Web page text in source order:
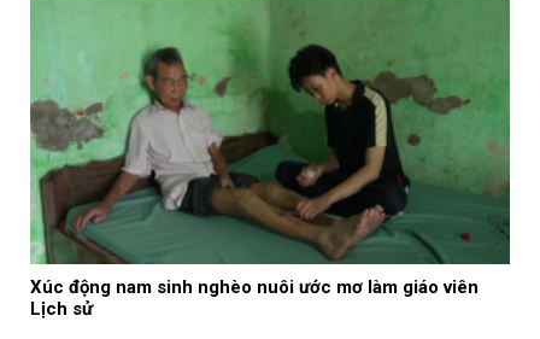
Xúc động nam sinh nghèo nuôi ước mơ làm giáo viên
Lịch sử